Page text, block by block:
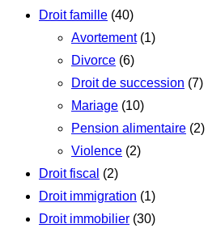
Droit famille (40)
Avortement(1)
Divorce (6)
Droit de succession (7)
Mariage (10)
Pension alimentaire (2)
Violence (2)
Droit fiscal (2)
Droit immigration (1)
Droit immobilier (30)